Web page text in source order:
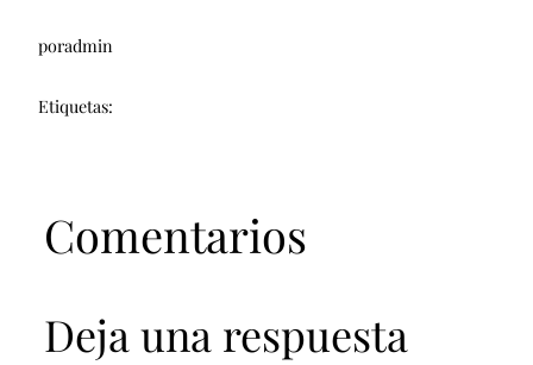
poradmin
Etiquetas:
Comentarios
Deja una respuesta